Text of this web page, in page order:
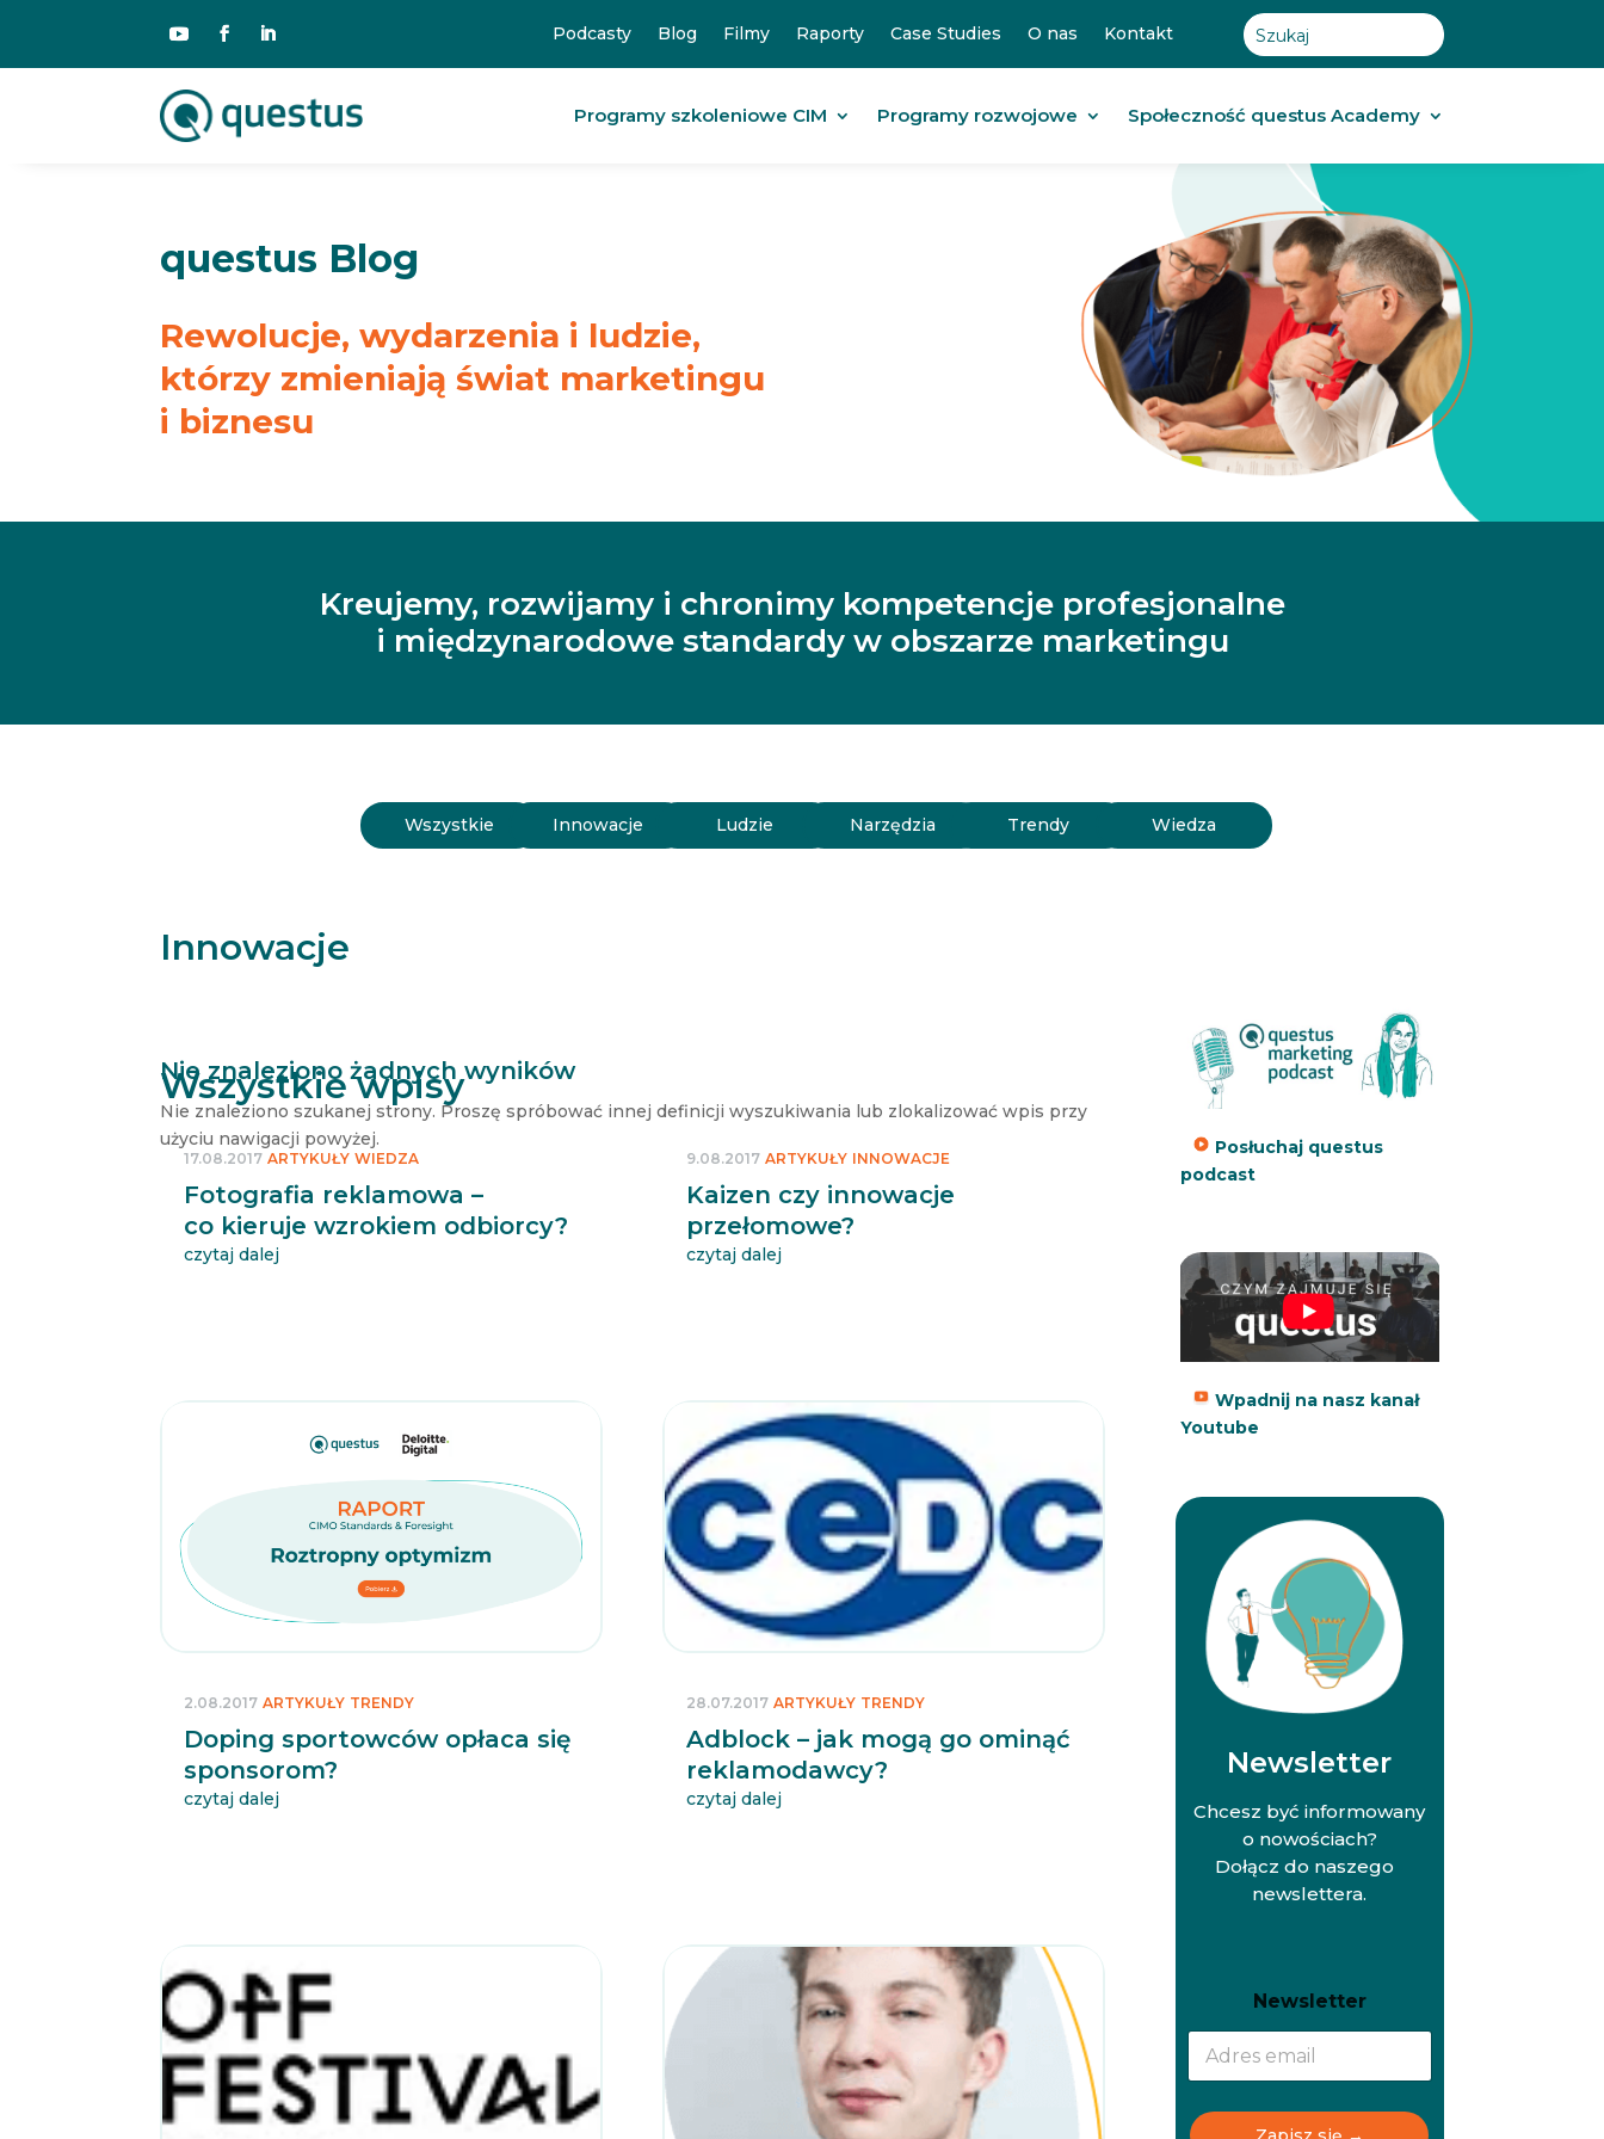
Podcasty Blog Filmy Raporty Case Studies O nas Kontakt
Programy szkoleniowe CIM Programy rozwojowe Społeczność questus Academy
questus Blog
Rewolucje, wydarzenia i ludzie,
którzy zmieniają świat marketingu
i biznesu
Kreujemy, rozwijamy i chronimy kompetencje profesjonalne
i międzynarodowe standardy w obszarze marketingu
Wszystkie Innowacje Ludzie Narzędzia Trendy Wiedza
Innowacje
Nie znaleziono żadnych wyników
Nie znaleziono szukanej strony. Proszę spróbować innej definicji wyszukiwania lub zlokalizować wpis przy
użyciu nawigacji powyżej.
Wszystkie wpisy
Fotografia reklamowa –
co kieruje wzrokiem odbiorcy?
17.08.2017 ARTYKUŁY WIEDZA
czytaj dalej
Kaizen czy innowacje
przełomowe?
9.08.2017 ARTYKUŁY INNOWACJE
czytaj dalej
Doping sportowców opłaca się
sponsorom?
2.08.2017 ARTYKUŁY TRENDY
czytaj dalej
Adblock – jak mogą go ominąć
reklamodawcy?
28.07.2017 ARTYKUŁY TRENDY
czytaj dalej
Posłuchaj questus
podcast
Wpadnij na nasz kanał
Youtube
Newsletter
Chcesz być informowany
o nowościach?
Dołącz do naszego
newslettera.
e
w
s
e
w
s
Newsletter